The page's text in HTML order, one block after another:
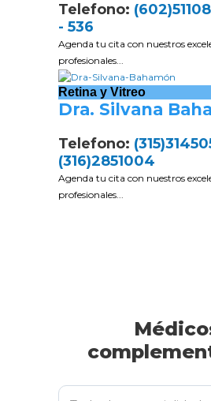
Telefono:
- 536
Agenda tu cita con nuestros
profesionales...
Retina y Vitreo
Dra. Silvana
Telefono:
(316)2851004
Agenda tu cita con nuestros
profesionales...